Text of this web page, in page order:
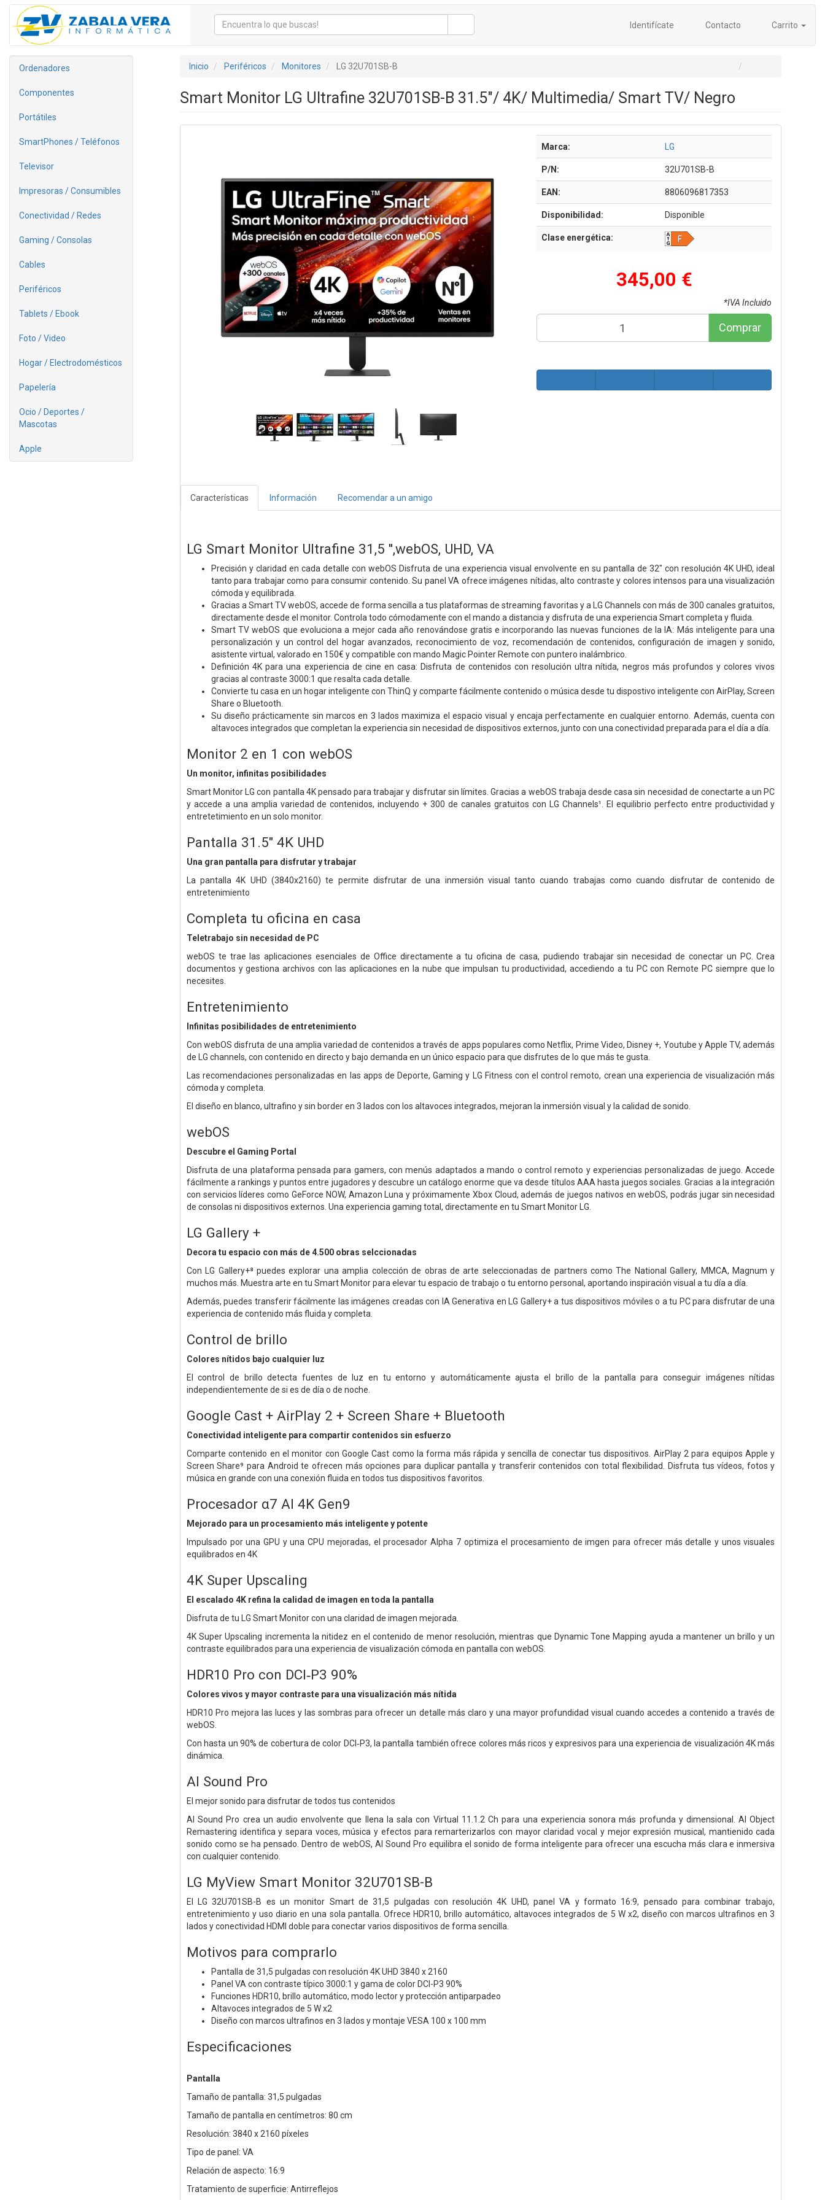
Identifícate Contacto Carrito
Ordenadores
Componentes
Portátiles
SmartPhones / Teléfonos
Televisor
Impresoras / Consumibles
Conectividad / Redes
Gaming / Consolas
Cables
Periféricos
Tablets / Ebook
Foto / Video
Hogar / Electrodomésticos
Papelería
Ocio / Deportes /
Mascotas
Apple
Inicio Periféricos Monitores LG 32U701SB-B
Smart Monitor LG Ultrafine 32U701SB-B 31.5"/ 4K/ Multimedia/ Smart TV/ Negro
Marca: LG
P/N: 32U701SB-B
EAN: 8806096817353
Disponibilidad: Disponible
Clase energética:
345,00 €
*IVA Incluido
Comprar
Características Información Recomendar a un amigo
LG Smart Monitor Ultrafine 31,5 '',webOS, UHD, VA
Precisión y claridad en cada detalle con webOS Disfruta de una experiencia visual envolvente en su pantalla de 32" con resolución 4K UHD, ideal
tanto para trabajar como para consumir contenido. Su panel VA ofrece imágenes nítidas, alto contraste y colores intensos para una visualización
cómoda y equilibrada.
Gracias a Smart TV webOS, accede de forma sencilla a tus plataformas de streaming favoritas y a LG Channels con más de 300 canales gratuitos,
directamente desde el monitor. Controla todo cómodamente con el mando a distancia y disfruta de una experiencia Smart completa y fluida.
Smart TV webOS que evoluciona a mejor cada año renovándose gratis e incorporando las nuevas funciones de la IA: Más inteligente para una
personalización y un control del hogar avanzados, reconocimiento de voz, recomendación de contenidos, configuración de imagen y sonido,
asistente virtual, valorado en 150€ y compatible con mando Magic Pointer Remote con puntero inalámbrico.
Definición 4K para una experiencia de cine en casa: Disfruta de contenidos con resolución ultra nítida, negros más profundos y colores vivos
gracias al contraste 3000:1 que resalta cada detalle.
Convierte tu casa en un hogar inteligente con ThinQ y comparte fácilmente contenido o música desde tu dispostivo inteligente con AirPlay, Screen
Share o Bluetooth.
Su diseño prácticamente sin marcos en 3 lados maximiza el espacio visual y encaja perfectamente en cualquier entorno. Además, cuenta con
altavoces integrados que completan la experiencia sin necesidad de dispositivos externos, junto con una conectividad preparada para el día a día.
Monitor 2 en 1 con webOS
Un monitor, infinitas posibilidades
Smart Monitor LG con pantalla 4K pensado para trabajar y disfrutar sin límites. Gracias a webOS trabaja desde casa sin necesidad de conectarte a un PC
y accede a una amplia variedad de contenidos, incluyendo + 300 de canales gratuitos con LG Channels¹. El equilibrio perfecto entre productividad y
entretetimiento en un solo monitor.
Pantalla 31.5" 4K UHD
Una gran pantalla para disfrutar y trabajar
La pantalla 4K UHD (3840x2160) te permite disfrutar de una inmersión visual tanto cuando trabajas como cuando disfrutar de contenido de
entretenimiento
Completa tu oficina en casa
Teletrabajo sin necesidad de PC
webOS te trae las aplicaciones esenciales de Office directamente a tu oficina de casa, pudiendo trabajar sin necesidad de conectar un PC. Crea
documentos y gestiona archivos con las aplicaciones en la nube que impulsan tu productividad, accediendo a tu PC con Remote PC siempre que lo
necesites.
Entretenimiento
Infinitas posibilidades de entretenimiento
Con webOS disfruta de una amplia variedad de contenidos a través de apps populares como Netflix, Prime Video, Disney +, Youtube y Apple TV, además
de LG channels, con contenido en directo y bajo demanda en un único espacio para que disfrutes de lo que más te gusta.
Las recomendaciones personalizadas en las apps de Deporte, Gaming y LG Fitness con el control remoto, crean una experiencia de visualización más
cómoda y completa.
El diseño en blanco, ultrafino y sin border en 3 lados con los altavoces integrados, mejoran la inmersión visual y la calidad de sonido.
webOS
Descubre el Gaming Portal
Disfruta de una plataforma pensada para gamers, con menús adaptados a mando o control remoto y experiencias personalizadas de juego. Accede
fácilmente a rankings y puntos entre jugadores y descubre un catálogo enorme que va desde títulos AAA hasta juegos sociales. Gracias a la integración
con servicios líderes como GeForce NOW, Amazon Luna y próximamente Xbox Cloud, además de juegos nativos en webOS, podrás jugar sin necesidad
de consolas ni dispositivos externos. Una experiencia gaming total, directamente en tu Smart Monitor LG.
LG Gallery +
Decora tu espacio con más de 4.500 obras selccionadas
Con LG Gallery+⁸ puedes explorar una amplia colección de obras de arte seleccionadas de partners como The National Gallery, MMCA, Magnum y
muchos más. Muestra arte en tu Smart Monitor para elevar tu espacio de trabajo o tu entorno personal, aportando inspiración visual a tu día a día.
Además, puedes transferir fácilmente las imágenes creadas con IA Generativa en LG Gallery+ a tus dispositivos móviles o a tu PC para disfrutar de una
experiencia de contenido más fluida y completa.
Control de brillo
Colores nítidos bajo cualquier luz
El control de brillo detecta fuentes de luz en tu entorno y automáticamente ajusta el brillo de la pantalla para conseguir imágenes nítidas
independientemente de si es de día o de noche.
Google Cast + AirPlay 2 + Screen Share + Bluetooth
Conectividad inteligente para compartir contenidos sin esfuerzo
Comparte contenido en el monitor con Google Cast como la forma más rápida y sencilla de conectar tus dispositivos. AirPlay 2 para equipos Apple y
Screen Share⁹ para Android te ofrecen más opciones para duplicar pantalla y transferir contenidos con total flexibilidad. Disfruta tus vídeos, fotos y
música en grande con una conexión fluida en todos tus dispositivos favoritos.
Procesador α7 AI 4K Gen9
Mejorado para un procesamiento más inteligente y potente
Impulsado por una GPU y una CPU mejoradas, el procesador Alpha 7 optimiza el procesamiento de imgen para ofrecer más detalle y unos visuales
equilibrados en 4K
4K Super Upscaling
El escalado 4K refina la calidad de imagen en toda la pantalla
Disfruta de tu LG Smart Monitor con una claridad de imagen mejorada.
4K Super Upscaling incrementa la nitidez en el contenido de menor resolución, mientras que Dynamic Tone Mapping ayuda a mantener un brillo y un
contraste equilibrados para una experiencia de visualización cómoda en pantalla con webOS.
HDR10 Pro con DCI‑P3 90%
Colores vivos y mayor contraste para una visualización más nítida
HDR10 Pro mejora las luces y las sombras para ofrecer un detalle más claro y una mayor profundidad visual cuando accedes a contenido a través de
webOS.
Con hasta un 90% de cobertura de color DCI‑P3, la pantalla también ofrece colores más ricos y expresivos para una experiencia de visualización 4K más
dinámica.
AI Sound Pro
El mejor sonido para disfrutar de todos tus contenidos
AI Sound Pro crea un audio envolvente que llena la sala con Virtual 11.1.2 Ch para una experiencia sonora más profunda y dimensional. AI Object
Remastering identifica y separa voces, música y efectos para remarterizarlos con mayor claridad vocal y mejor expresión musical, mantienido cada
sonido como se ha pensado. Dentro de webOS, AI Sound Pro equilibra el sonido de forma inteligente para ofrecer una escucha más clara e inmersiva
con cualquier contenido.
LG MyView Smart Monitor 32U701SB-B
El LG 32U701SB-B es un monitor Smart de 31,5 pulgadas con resolución 4K UHD, panel VA y formato 16:9, pensado para combinar trabajo,
entretenimiento y uso diario en una sola pantalla. Ofrece HDR10, brillo automático, altavoces integrados de 5 W x2, diseño con marcos ultrafinos en 3
lados y conectividad HDMI doble para conectar varios dispositivos de forma sencilla.
Motivos para comprarlo
Pantalla de 31,5 pulgadas con resolución 4K UHD 3840 x 2160
Panel VA con contraste típico 3000:1 y gama de color DCI-P3 90%
Funciones HDR10, brillo automático, modo lector y protección antiparpadeo
Altavoces integrados de 5 W x2
Diseño con marcos ultrafinos en 3 lados y montaje VESA 100 x 100 mm
Especificaciones
Pantalla
Tamaño de pantalla: 31,5 pulgadas
Tamaño de pantalla en centímetros: 80 cm
Resolución: 3840 x 2160 píxeles
Tipo de panel: VA
Relación de aspecto: 16:9
Tratamiento de superficie: Antirreflejos